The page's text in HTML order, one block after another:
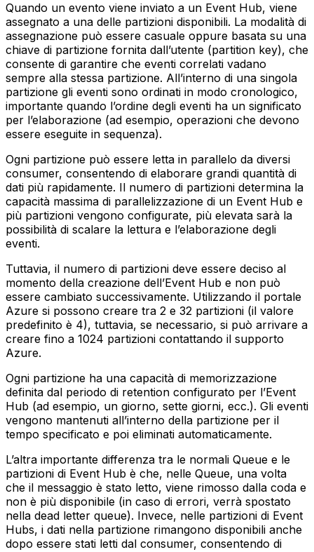
Quando un evento viene inviato a un Event Hub, viene
assegnato a una delle partizioni disponibili. La modalità di
assegnazione può essere casuale oppure basata su una
chiave di partizione fornita dall’utente (partition key), che
consente di garantire che eventi correlati vadano
sempre alla stessa partizione. All’interno di una singola
partizione gli eventi sono ordinati in modo cronologico,
importante quando l’ordine degli eventi ha un significato
per l’elaborazione (ad esempio, operazioni che devono
essere eseguite in sequenza).
Ogni partizione può essere letta in parallelo da diversi
consumer, consentendo di elaborare grandi quantità di
dati più rapidamente. Il numero di partizioni determina la
capacità massima di parallelizzazione di un Event Hub e
più partizioni vengono configurate, più elevata sarà la
possibilità di scalare la lettura e l’elaborazione degli
eventi.
Tuttavia, il numero di partizioni deve essere deciso al
momento della creazione dell’Event Hub e non può
essere cambiato successivamente. Utilizzando il portale
Azure si possono creare tra 2 e 32 partizioni (il valore
predefinito è 4), tuttavia, se necessario, si può arrivare a
creare fino a 1024 partizioni contattando il supporto
Azure.
Ogni partizione ha una capacità di memorizzazione
definita dal periodo di retention configurato per l’Event
Hub (ad esempio, un giorno, sette giorni, ecc.). Gli eventi
vengono mantenuti all’interno della partizione per il
tempo specificato e poi eliminati automaticamente.
L’altra importante differenza tra le normali Queue e le
partizioni di Event Hub è che, nelle Queue, una volta
che il messaggio è stato letto, viene rimosso dalla coda e
non è più disponibile (in caso di errori, verrà spostato
nella dead letter queue). Invece, nelle partizioni di Event
Hubs, i dati nella partizione rimangono disponibili anche
dopo essere stati letti dal consumer, consentendo di